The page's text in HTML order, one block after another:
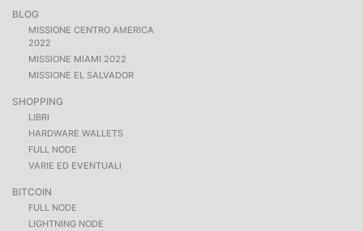
BLOG
MISSIONE CENTRO AMERICA
2022
MISSIONE MIAMI 2022
MISSIONE EL SALVADOR
SHOPPING
LIBRI
HARDWARE WALLETS
FULL NODE
VARIE ED EVENTUALI
BITCOIN
FULL NODE
LIGHTNING NODE